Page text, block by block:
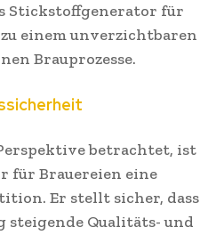
Stickstoffgenerator für
einem unverzichtbaren
Brauprozesse.
betrachtet, ist
für Brauereien eine
Er stellt sicher, dass
steigende Qualitäts- und